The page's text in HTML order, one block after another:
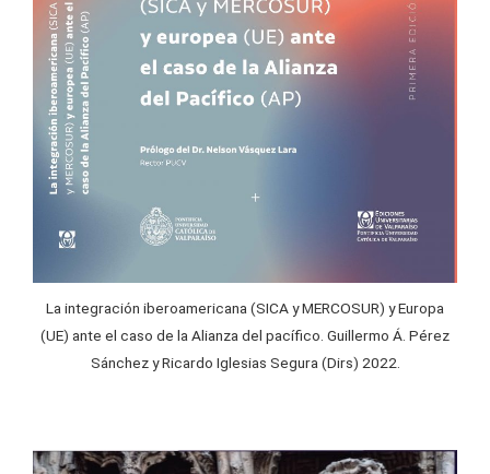
La integración iberoamericana (SICA y MERCOSUR) y Europa
(UE) ante el caso de la Alianza del pacífico. Guillermo Á. Pérez
Sánchez y Ricardo Iglesias Segura (Dirs) 2022.